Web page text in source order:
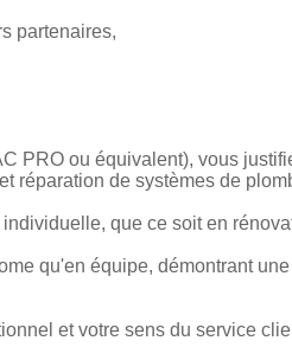
partenaires,
PRO ou équivalent), vous
réparation de systèmes de
que ce soit en
qu'en équipe, démontrant
et votre sens du service